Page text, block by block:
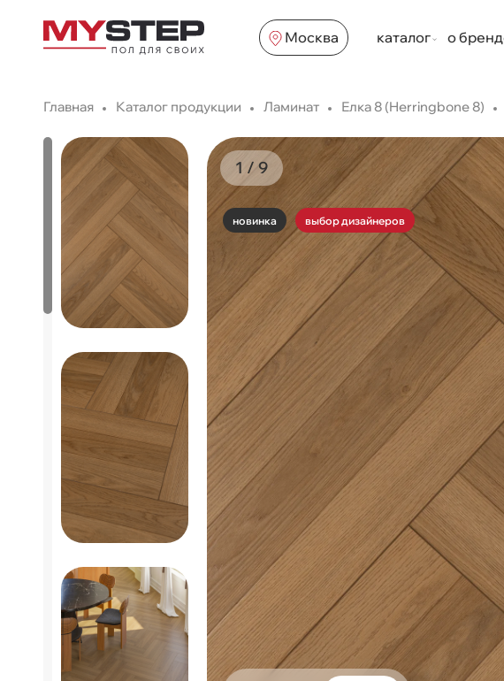
Москва каталог о
Главная Каталог продукции Ламинат Елка 8 (Herringbone 8)
1 / 9
новинка выбор дизайнеров